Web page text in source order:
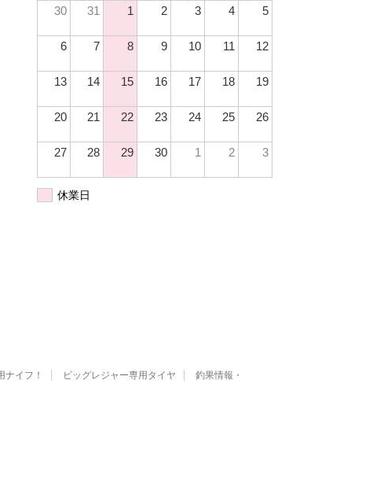
30 31 1 2 3 4 5
6 7 8 9 10 11 12
13 14 15 16 17 18 19
20 21 22 23 24 25 26
27 28 29 30 1 2 3
休業日
ナイフ！ ビッグレジャー専用タイヤ
釣果情報・